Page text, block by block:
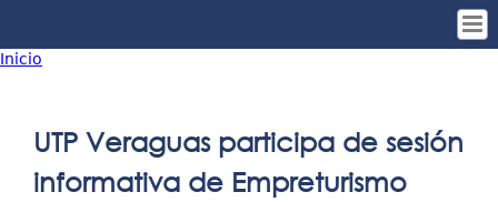
Tropical
Principal
Admisión
Oferta Académica
está
aquí
Inicio
UTP Veraguas participa de sesión
informativa de Empreturismo